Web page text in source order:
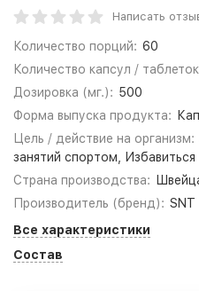
Написать
Количество порций: 60
Количество капсул /
Дозировка (мг.): 500
Форма выпуска продукта:
Цель / действие на организм:
занятий спортом,
Страна производства:
Производитель (бренд): SNT
Все характеристики
Состав